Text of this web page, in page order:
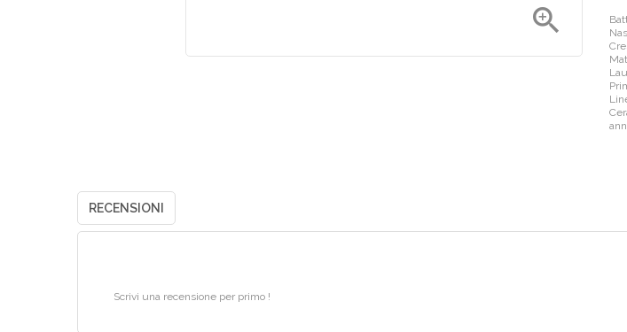

RECENSIONI
Scrivi una recensione per primo !